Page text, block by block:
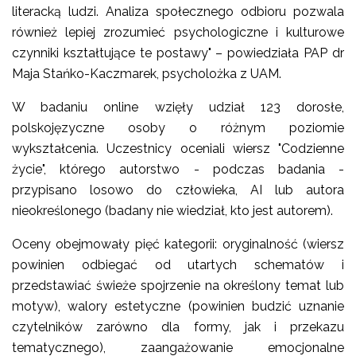
literacką ludzi. Analiza społecznego odbioru pozwala
również lepiej zrozumieć psychologiczne i kulturowe
czynniki kształtujące te postawy" – powiedziała PAP dr
Maja Stańko-Kaczmarek, psycholożka z UAM.
W badaniu online wzięły udział 123 dorosłe,
polskojęzyczne osoby o różnym poziomie
wykształcenia. Uczestnicy oceniali wiersz "Codzienne
życie", którego autorstwo - podczas badania -
przypisano losowo do człowieka, AI lub autora
nieokreślonego (badany nie wiedział, kto jest autorem).
Oceny obejmowały pięć kategorii: oryginalność (wiersz
powinien odbiegać od utartych schematów i
przedstawiać świeże spojrzenie na określony temat lub
motyw), walory estetyczne (powinien budzić uznanie
czytelników zarówno dla formy, jak i przekazu
tematycznego), zaangażowanie emocjonalne